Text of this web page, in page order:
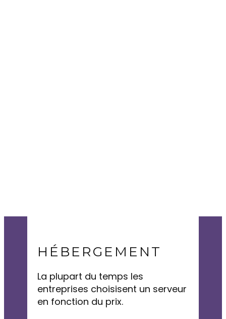
HÉBERGEMENT
La plupart du temps les
entreprises choisisent un serveur
en fonction du prix.